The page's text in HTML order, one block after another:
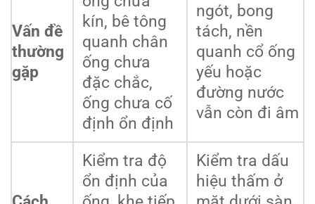
Vấn đề
thường
gặp
kín, bê tông
quanh chân
ống chưa
đặc chắc,
ống chưa cố
định ổn định
ngót, bong
tách, nền
quanh cổ ống
yếu hoặc
đường nước
vẫn còn đi âm
Kiểm tra độ
ổn định của
Kiểm tra dấu
hiệu thấm ở